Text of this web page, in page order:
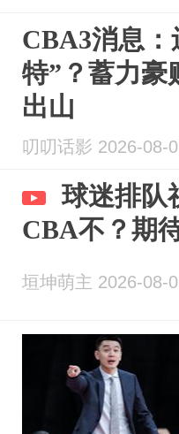
CBA3消息
特”？蓄力豪
出山
叨叨话影 2026-08-
球迷排队
CBA不？期
垣坤萌主 2026-08-